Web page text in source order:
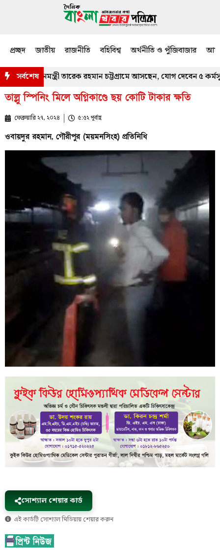
প্রচ্ছদ জাতীয় রাজনীতি বহিবিশ্ব অর্থনীতি ও পুঁজিবাজার
সর্বশেষ
প্রধানমন্ত্রী তারেক রহমান চট্টগ্রামে আসছেন, যোগ দেবেন ৫ কর্মসূচিতে
তাল্লু স্পিনিং মিলে অগ্নিকাণ্ডে ছয় কোটি টাকার ক্ষতি
ফেব্রুয়ারি ২৭, ২০২৪ ৫:৫২ পূর্বাহ্ণ
ওবায়দুর রহমান, গৌরীপুর (ময়মনসিংহ) প্রতিনিধি
সোশ্যাল শেয়ার কার্ড
এই কার্ডটি সোশ্যাল মিডিয়ায় শেয়ার করুন